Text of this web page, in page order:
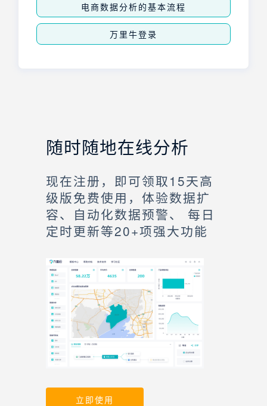
电商数据分析的基本流程
万里牛登录
随时随地在线分析
现在注册，即可领取15天高
级版免费使用，体验数据扩
容、自动化数据预警、 每日
定时更新等20+项强大功能
立即使用